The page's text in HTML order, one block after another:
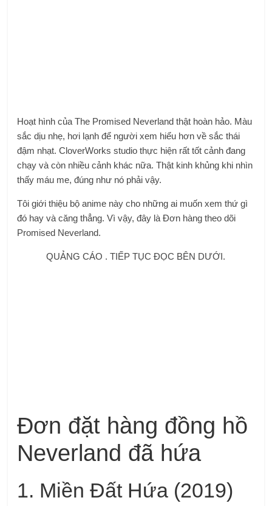
Hoạt hình của The Promised Neverland thật hoàn hảo. Màu
sắc dịu nhẹ, hơi lạnh để người xem hiểu hơn về sắc thái
đậm nhạt. CloverWorks studio thực hiện rất tốt cảnh đang
chạy và còn nhiều cảnh khác nữa. Thật kinh khủng khi nhìn
thấy máu me, đúng như nó phải vậy.
Tôi giới thiệu bộ anime này cho những ai muốn xem thứ gì
đó hay và căng thẳng. Vì vậy, đây là Đơn hàng theo dõi
Promised Neverland.
QUẢNG CÁO . TIẾP TỤC ĐỌC BÊN DƯỚI.
Đơn đặt hàng đồng hồ
Neverland đã hứa
1. Miền Đất Hứa (2019)